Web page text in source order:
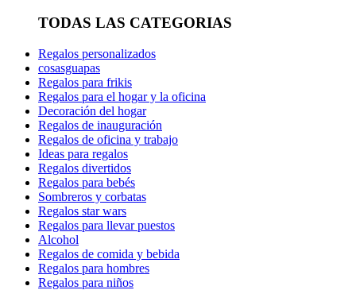
TODAS LAS CATEGORIAS
Regalos personalizados
cosasguapas
Regalos para frikis
Regalos para el hogar y la oficina
Decoración del hogar
Regalos de inauguración
Regalos de oficina y trabajo
Ideas para regalos
Regalos divertidos
Regalos para bebés
Sombreros y corbatas
Regalos star wars
Regalos para llevar puestos
Alcohol
Regalos de comida y bebida
Regalos para hombres
Regalos para niños